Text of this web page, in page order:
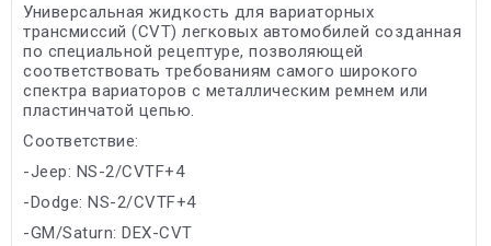
Универсальная жидкость для вариаторных
трансмиссий (CVT) легковых автомобилей созданная
по специальной рецептуре, позволяющей
соответствовать требованиям самого широкого
спектра вариаторов с металлическим ремнем или
пластинчатой цепью.
Соответствие:
-Jeep: NS-2/CVTF+4
-Dodge: NS-2/CVTF+4
-GM/Saturn: DEX-CVT